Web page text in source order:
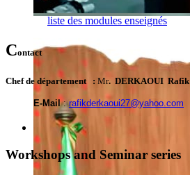
liste des modules enseignés
Contact
Chef de département : Mr. DERKAOUI Rafik
E-Mail:rafikderkaoui27@yahoo.com
Workshops and Seminar series